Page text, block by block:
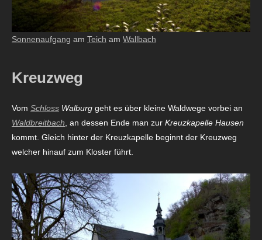
Sonnenaufgang am Teich am Wallbach
Kreuzweg
Vom Schloss Walburg geht es über kleine Waldwege vorbei an
Waldbreitbach , an dessen Ende man zur Kreuzkapelle Hausen
kommt. Gleich hinter der Kreuzkapelle beginnt der Kreuzweg
welcher hinauf zum Kloster führt.